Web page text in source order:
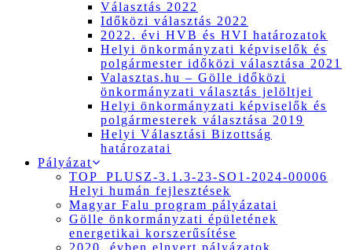
Választás 2022
Időközi választás 2022
2022. évi HVB és HVI határozatok
Helyi önkormányzati képviselők és
polgármester időközi választása 2021
Valasztas.hu – Gölle időközi
önkormányzati választás jelöltjei
Helyi önkormányzati képviselők és
polgármesterek választása 2019
Helyi Választási Bizottság
határozatai
Pályázat
TOP_PLUSZ-3.1.3-23-SO1-2024-00006
Helyi humán fejlesztések
Magyar Falu program pályázatai
Gölle önkormányzati épületének
energetikai korszerűsítése
2020. évben elnyert pályázatok